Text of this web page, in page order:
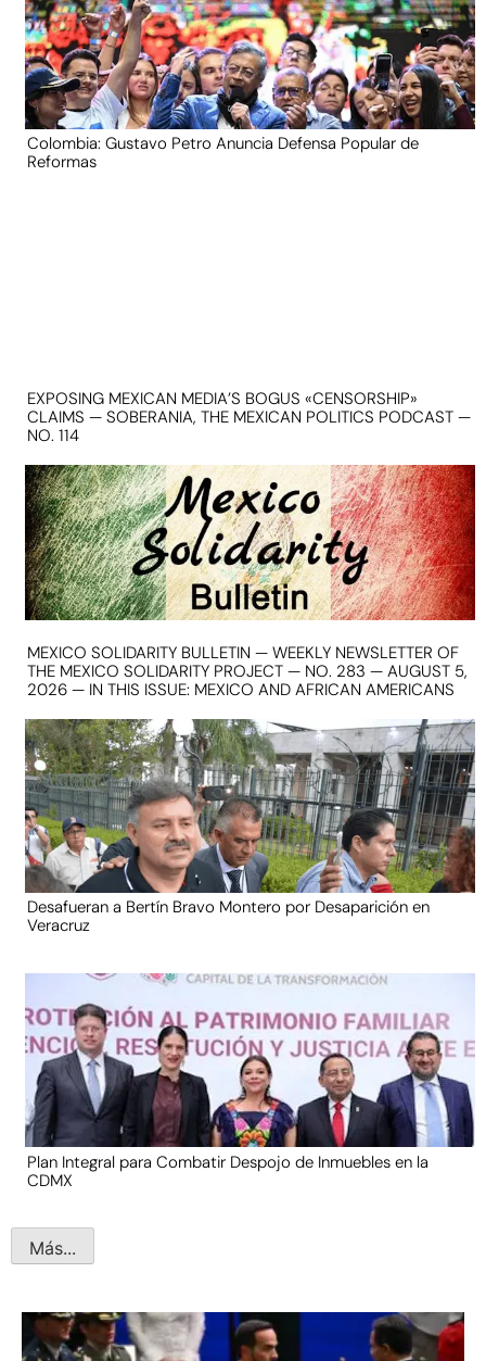
Colombia: Gustavo Petro Anuncia Defensa Popular de
Reformas
EXPOSING MEXICAN MEDIA’S BOGUS «CENSORSHIP»
CLAIMS — SOBERANIA, THE MEXICAN POLITICS PODCAST —
NO. 114
MEXICO SOLIDARITY BULLETIN — WEEKLY NEWSLETTER OF
THE MEXICO SOLIDARITY PROJECT — NO. 283 — AUGUST 5,
2026 — IN THIS ISSUE: MEXICO AND AFRICAN AMERICANS
Desafueran a Bertín Bravo Montero por Desaparición en
Veracruz
Plan Integral para Combatir Despojo de Inmuebles en la
CDMX
Más...